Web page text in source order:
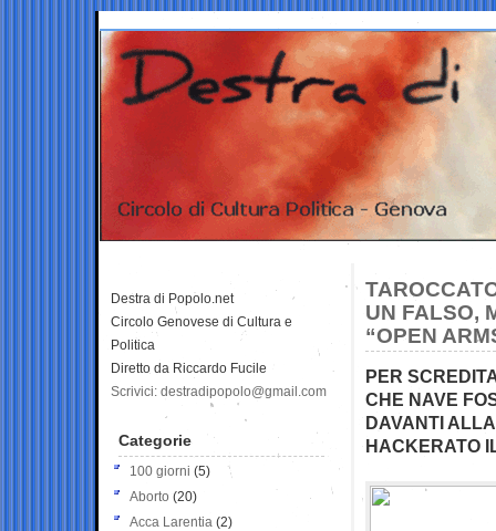
UN FALSO,
“OPEN
PER
CHE NAVE
DAVANTI
HACKERATO
Destra di Popolo.net
Circolo Genovese di Cultura e
Politica
Diretto da Riccardo Fucile
Scrivici: destradipopolo@gmail.com
Categorie
100 giorni (5)
Aborto (20)
Acca Larentia (2)